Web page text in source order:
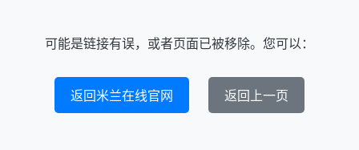
可能是链接有误，或者页面已被移除。您可以：
返回米兰在线官网 返回上一页